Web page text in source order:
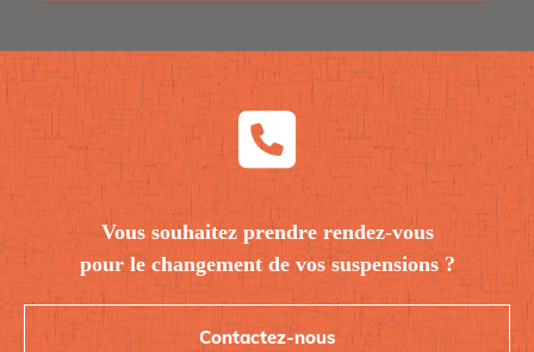
Vous souhaitez prendre rendez-vous
pour le changement de vos suspensions ?
Contactez-nous